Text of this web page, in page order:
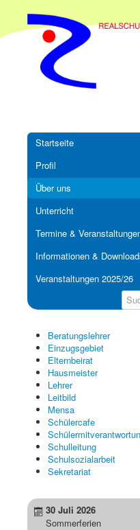
Startseite
Profil
Über uns
Unterricht
Termine &
Informationen &
Veranstaltungen 2025/26
Beratungslehrer
Einzugsgebiet
Elternbeirat
Hausmeister
Lehrer
Leitbild
Mensa
Schülercafe
Schulleitung
Schulsozialarbeit
Sekretariat
30 Juli 2026
Sommerferien